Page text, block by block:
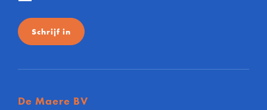
Schrijf in
De Maere BV